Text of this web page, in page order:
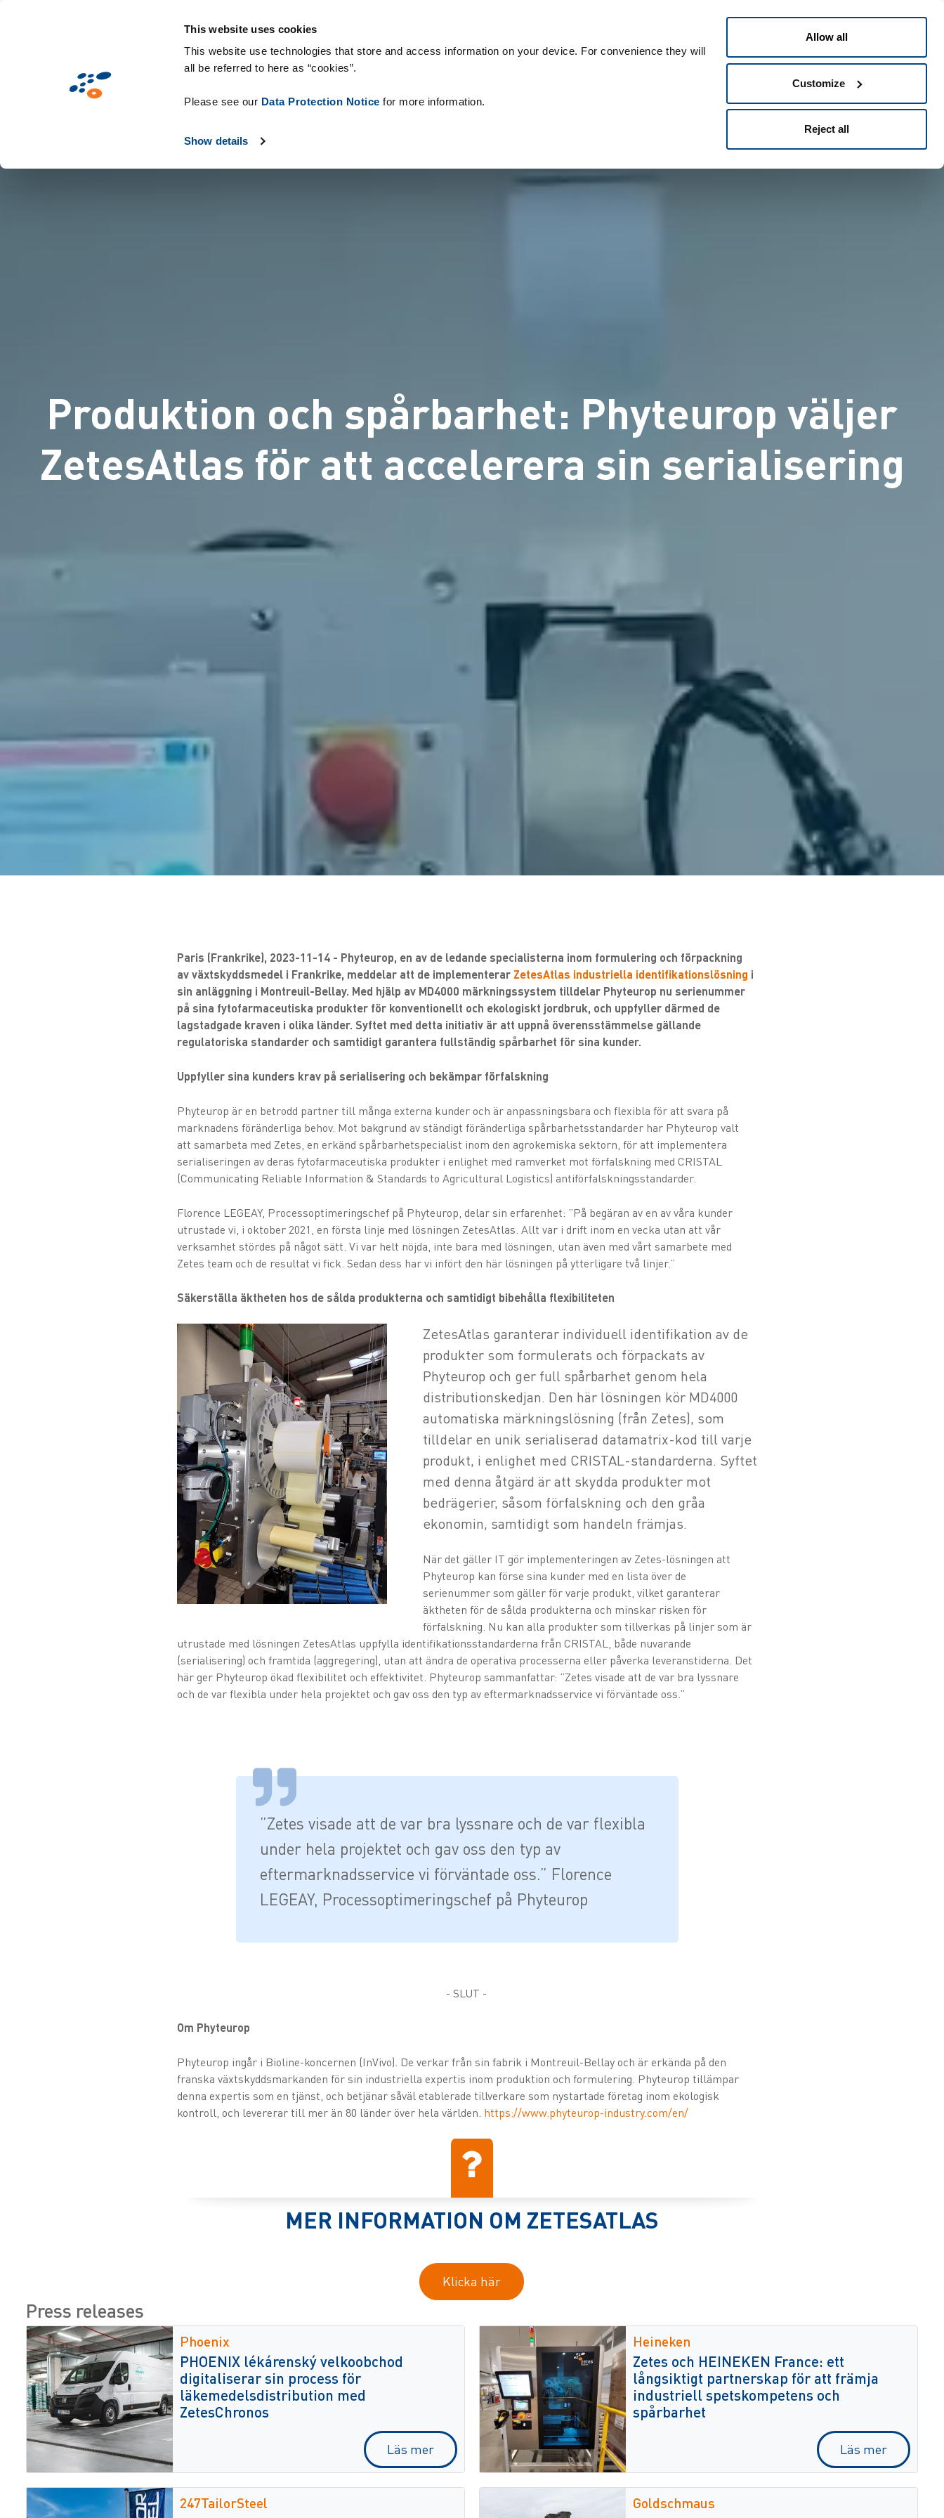
This website uses cookies
This website use technologies that store and access information on your device. For convenience they will
all be referred to here as “cookies”.
Please see our Data Protection Notice for more information.
Show details
Allow all
Customize
Reject all
Branscher Teknik och förbrukningsvaror
Produktion och spårbarhet: Phyteurop väljer
ZetesAtlas för att accelerera sin serialisering
Paris (Frankrike), 2023-11-14 - Phyteurop, en av de ledande specialisterna inom formulering och förpackning
av växtskyddsmedel i Frankrike, meddelar att de implementerar ZetesAtlas industriella identifikationslösning i
sin anläggning i Montreuil-Bellay. Med hjälp av MD4000 märkningssystem tilldelar Phyteurop nu serienummer
på sina fytofarmaceutiska produkter för konventionellt och ekologiskt jordbruk, och uppfyller därmed de
lagstadgade kraven i olika länder. Syftet med detta initiativ är att uppnå överensstämmelse gällande
regulatoriska standarder och samtidigt garantera fullständig spårbarhet för sina kunder.
Uppfyller sina kunders krav på serialisering och bekämpar förfalskning
Phyteurop är en betrodd partner till många externa kunder och är anpassningsbara och flexibla för att svara på
marknadens föränderliga behov. Mot bakgrund av ständigt föränderliga spårbarhetsstandarder har Phyteurop valt
att samarbeta med Zetes, en erkänd spårbarhetspecialist inom den agrokemiska sektorn, för att implementera
serialiseringen av deras fytofarmaceutiska produkter i enlighet med ramverket mot förfalskning med CRISTAL
(Communicating Reliable Information & Standards to Agricultural Logistics) antiförfalskningsstandarder.
Florence LEGEAY, Processoptimeringschef på Phyteurop, delar sin erfarenhet: ”På begäran av en av våra kunder
utrustade vi, i oktober 2021, en första linje med lösningen ZetesAtlas. Allt var i drift inom en vecka utan att vår
verksamhet stördes på något sätt. Vi var helt nöjda, inte bara med lösningen, utan även med vårt samarbete med
Zetes team och de resultat vi fick. Sedan dess har vi infört den här lösningen på ytterligare två linjer.”
Säkerställa äktheten hos de sålda produkterna och samtidigt bibehålla flexibiliteten
ZetesAtlas garanterar individuell identifikation av de
produkter som formulerats och förpackats av
Phyteurop och ger full spårbarhet genom hela
distributionskedjan. Den här lösningen kör MD4000
automatiska märkningslösning (från Zetes), som
tilldelar en unik serialiserad datamatrix-kod till varje
produkt, i enlighet med CRISTAL-standarderna. Syftet
med denna åtgärd är att skydda produkter mot
bedrägerier, såsom förfalskning och den gråa
ekonomin, samtidigt som handeln främjas.
När det gäller IT gör implementeringen av Zetes-lösningen att
Phyteurop kan förse sina kunder med en lista över de
serienummer som gäller för varje produkt, vilket garanterar
äktheten för de sålda produkterna och minskar risken för
förfalskning. Nu kan alla produkter som tillverkas på linjer som är
utrustade med lösningen ZetesAtlas uppfylla identifikationsstandarderna från CRISTAL, både nuvarande
(serialisering) och framtida (aggregering), utan att ändra de operativa processerna eller påverka leveranstiderna. Det
här ger Phyteurop ökad flexibilitet och effektivitet. Phyteurop sammanfattar: ”Zetes visade att de var bra lyssnare
och de var flexibla under hela projektet och gav oss den typ av eftermarknadsservice vi förväntade oss.”
”Zetes visade att de var bra lyssnare och de var flexibla
under hela projektet och gav oss den typ av
eftermarknadsservice vi förväntade oss.” Florence
LEGEAY, Processoptimeringschef på Phyteurop
- SLUT -
Om Phyteurop
Phyteurop ingår i Bioline-koncernen (InVivo). De verkar från sin fabrik i Montreuil-Bellay och är erkända på den
franska växtskyddsmarkanden för sin industriella expertis inom produktion och formulering. Phyteurop tillämpar
denna expertis som en tjänst, och betjänar såväl etablerade tillverkare som nystartade företag inom ekologisk
kontroll, och levererar till mer än 80 länder över hela världen. https://www.phyteurop-industry.com/en/
MER INFORMATION OM ZETESATLAS
Klicka här
Press releases
Phoenix
PHOENIX lékárenský velkoobchod
digitaliserar sin process för
läkemedelsdistribution med
ZetesChronos
Läs mer
Heineken
Zetes och HEINEKEN France: ett
långsiktigt partnerskap för att främja
industriell spetskompetens och
spårbarhet
Läs mer
247TailorSteel Goldschmaus